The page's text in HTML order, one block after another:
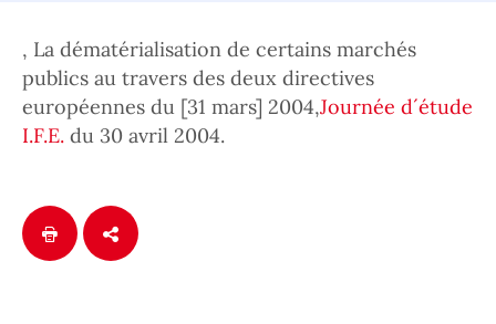
, La dématérialisation de certains marchés
publics au travers des deux directives
européennes du [31 mars] 2004,Journée d´étude
I.F.E. du 30 avril 2004.